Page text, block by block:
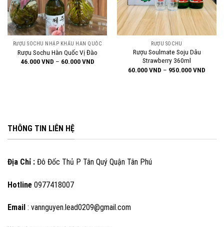
RƯỢU SOCHU NHẬP KHẨU HÀN QUỐC
Rượu Sochu Hàn Quốc Vị Đào
46.000VND – 60.000VNDKhoảng
RƯỢU SOCHU
Rượu Soulmate Soju Dâu
Strawberry 360ml
60.000VND – 950.000VND
THÔNG TIN LIÊN HỆ
Địa Chỉ : Đô Đốc Thủ P Tân Quý Quận Tân Phú
Hotline 0977418007
Email : vannguyen.lead0209@gmail.com